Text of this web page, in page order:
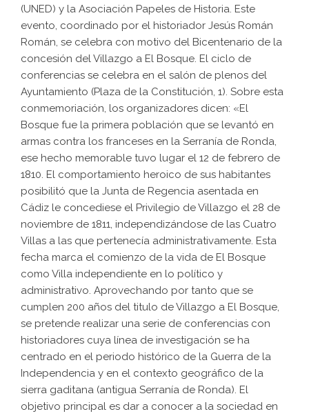
(UNED) y la Asociación Papeles de Historia. Este
evento, coordinado por el historiador Jesús Román
Román, se celebra con motivo del Bicentenario de la
concesión del Villazgo a El Bosque. El ciclo de
conferencias se celebra en el salón de plenos del
Ayuntamiento (Plaza de la Constitución, 1). Sobre esta
conmemoriación, los organizadores dicen: «El
Bosque fue la primera población que se levantó en
armas contra los franceses en la Serranía de Ronda,
ese hecho memorable tuvo lugar el 12 de febrero de
1810. El comportamiento heroico de sus habitantes
posibilitó que la Junta de Regencia asentada en
Cádiz le concediese el Privilegio de Villazgo el 28 de
noviembre de 1811, independizándose de las Cuatro
Villas a las que pertenecía administrativamente. Esta
fecha marca el comienzo de la vida de El Bosque
como Villa independiente en lo político y
administrativo. Aprovechando por tanto que se
cumplen 200 años del titulo de Villazgo a El Bosque,
se pretende realizar una serie de conferencias con
historiadores cuya línea de investigación se ha
centrado en el periodo histórico de la Guerra de la
Independencia y en el contexto geográfico de la
sierra gaditana (antigua Serranía de Ronda). El
objetivo principal es dar a conocer a la sociedad en